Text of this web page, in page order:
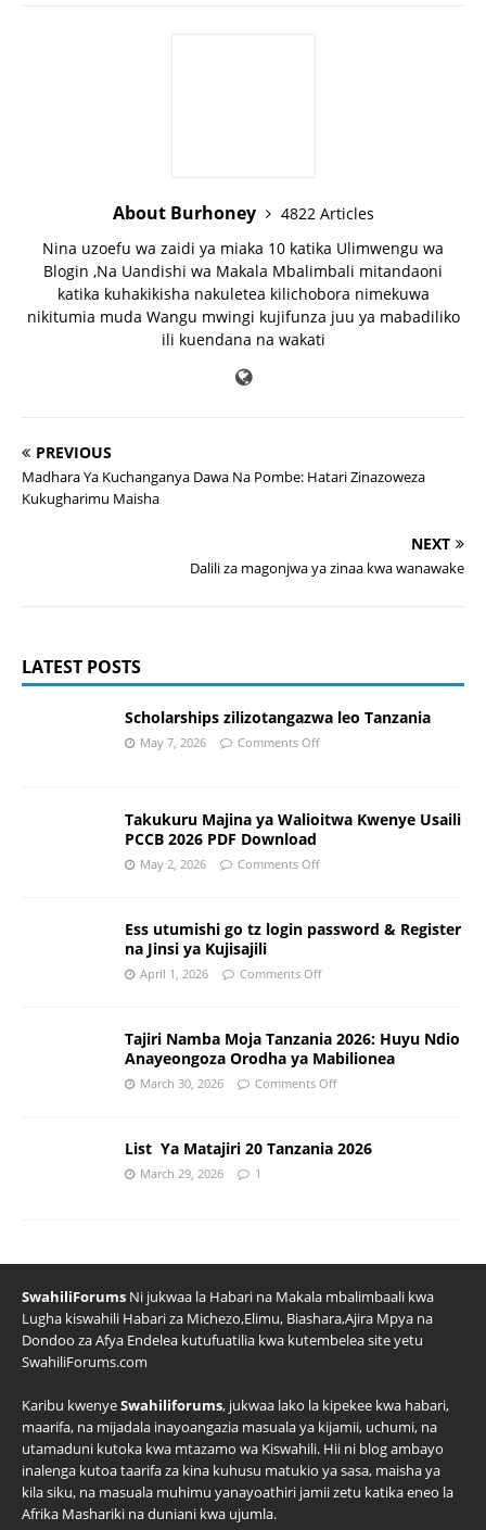
About Burhoney
4822 Articles
Nina uzoefu wa zaidi ya miaka 10 katika Ulimwengu wa
Blogin ,Na Uandishi wa Makala Mbalimbali mitandaoni
katika kuhakikisha nakuletea kilichobora nimekuwa
nikitumia muda Wangu mwingi kujifunza juu ya mabadiliko
ili kuendana na wakati
PREVIOUS
Madhara Ya Kuchanganya Dawa Na Pombe: Hatari Zinazoweza
Kukugharimu Maisha
NEXT
Dalili za magonjwa ya zinaa kwa wanawake
LATEST POSTS
Scholarships zilizotangazwa leo Tanzania
May 7, 2026 Comments Off
Takukuru Majina ya Walioitwa Kwenye Usaili
PCCB 2026 PDF Download
May 2, 2026 Comments Off
Ess utumishi go tz login password & Register
na Jinsi ya Kujisajili
April 1, 2026 Comments Off
Tajiri Namba Moja Tanzania 2026: Huyu Ndio
Anayeongoza Orodha ya Mabilionea
March 30, 2026 Comments Off
List Ya Matajiri 20 Tanzania 2026
March 29, 2026 1
SwahiliForums Ni jukwaa la Habari na Makala mbalimbaali kwa
Lugha kiswahili Habari za Michezo,Elimu, Biashara,Ajira Mpya na
Dondoo za Afya Endelea kutufuatilia kwa kutembelea site yetu
SwahiliForums.com
Karibu kwenyeSwahiliforums, jukwaa lako la kipekee kwa habari,
maarifa, na mijadala inayoangazia masuala ya kijamii, uchumi, na
utamaduni kutoka kwa mtazamo wa Kiswahili. Hii ni blog ambayo
inalenga kutoa taarifa za kina kuhusu matukio ya sasa, maisha ya
kila siku, na masuala muhimu yanayoathiri jamii zetu katika eneo la
Afrika Mashariki na duniani kwa ujumla.